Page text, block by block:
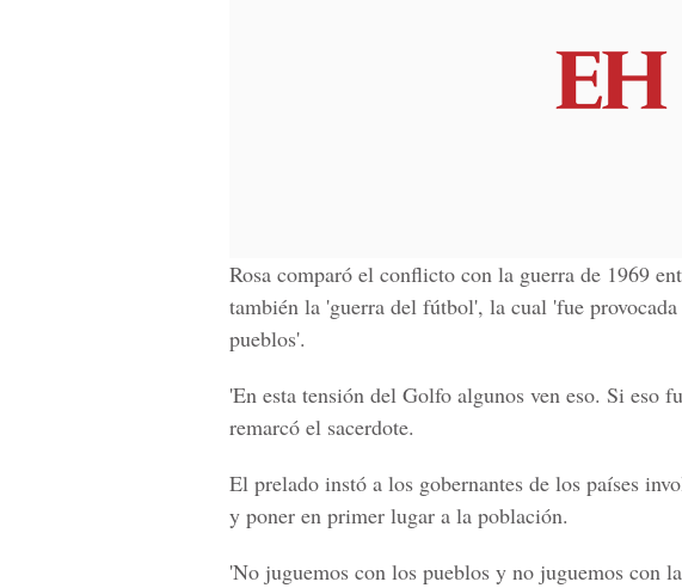
Rosa comparó el conflicto con la guerra de 1969
también la 'guerra del fútbol', la cual 'fue
pueblos'.
'En esta tensión del Golfo algunos ven eso. Si eso
remarcó el sacerdote.
El prelado instó a los gobernantes de los países
y poner en primer lugar a la población.
'No juguemos con los pueblos y no juguemos con